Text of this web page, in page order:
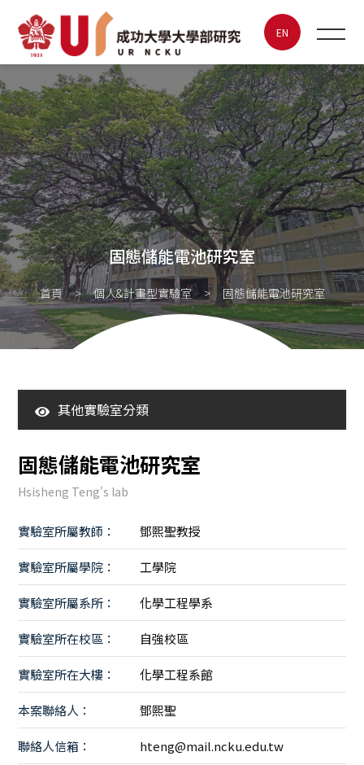
固態儲能電池研究室
最新消息
關於UR
特色實驗室
大學生海報競賽
成大創新創業
聯絡我們
EN
固態儲能電池研究室
首頁 個人&計畫型實驗室 固態儲能電池研究室
其他實驗室分類
360度環景亮點場域
校級研究中心
個人&計畫型實驗室
固態儲能電池研究室
Hsisheng Teng's lab
實驗室所屬教師： 鄧熙聖教授
實驗室所屬學院： 工學院
實驗室所屬系所： 化學工程學系
實驗室所在校區： 自強校區
實驗室所在大樓： 化學工程系館
本案聯絡人： 鄧熙聖
聯絡人信箱： hteng@mail.ncku.edu.tw